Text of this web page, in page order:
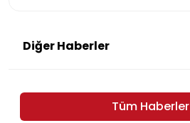
Diğer Haberler
Tüm Haberler